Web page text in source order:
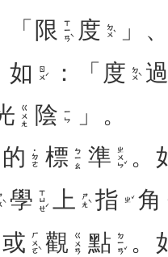
「 限 ㄒㄧㄢˋ 度 ㄉㄨˋ 」
如 ㄖㄨˊ ：「 度 ㄉㄨˋ 過
ㄍㄨㄤ 陰 ㄧㄣ
」。
的 ˙ㄉㄜ 標 ㄅㄧㄠ 準 ㄓㄨㄣˇ 。
ˋ 學 ㄒㄩㄝˊ 上 ㄕㄤˋ 指 ㄓˇ 角
或 ㄏㄨㄛˋ 觀 ㄍㄨㄢ 點 ㄉㄧㄢˇ 。